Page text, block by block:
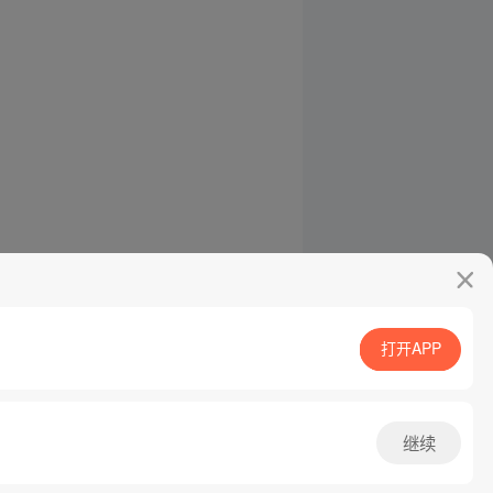
打开APP
继续